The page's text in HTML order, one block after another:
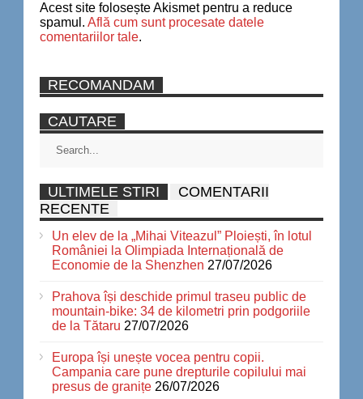
Acest site folosește Akismet pentru a reduce
spamul. Află cum sunt procesate datele
comentariilor tale.
RECOMANDAM
CAUTARE
ULTIMELE STIRI
COMENTARII
RECENTE
Un elev de la „Mihai Viteazul” Ploiești, în lotul
României la Olimpiada Internațională de
Economie de la Shenzhen 27/07/2026
Prahova își deschide primul traseu public de
mountain-bike: 34 de kilometri prin podgoriile
de la Tătaru 27/07/2026
Europa își unește vocea pentru copii.
Campania care pune drepturile copilului mai
presus de granițe 26/07/2026